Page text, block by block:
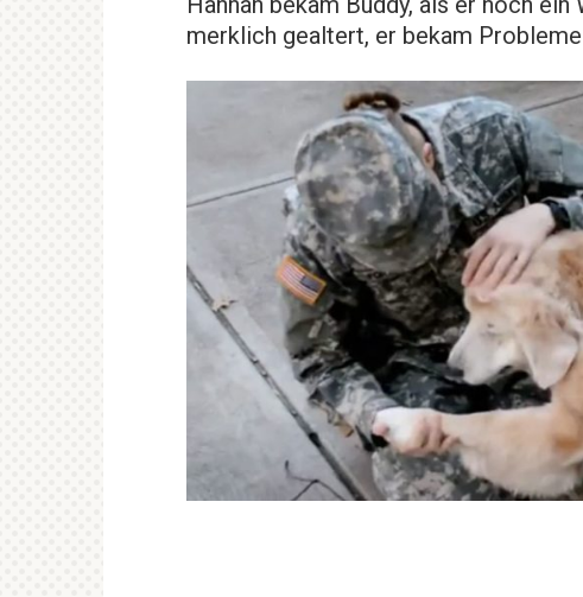
merklich gealtert, er bekam